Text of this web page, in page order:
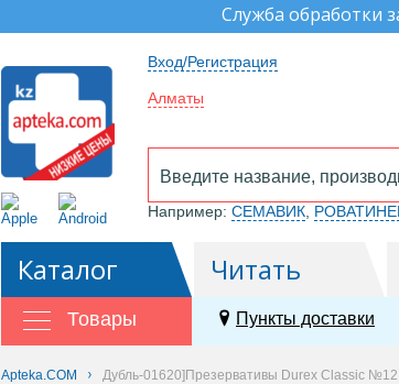
Служба обработки
Вход/Регистрация
Алматы
Например: СЕМАВИК
Каталог Читать
Товары Пункты доставки
Apteka.COM Дубль-01620]Презервативы Durex Classic №12